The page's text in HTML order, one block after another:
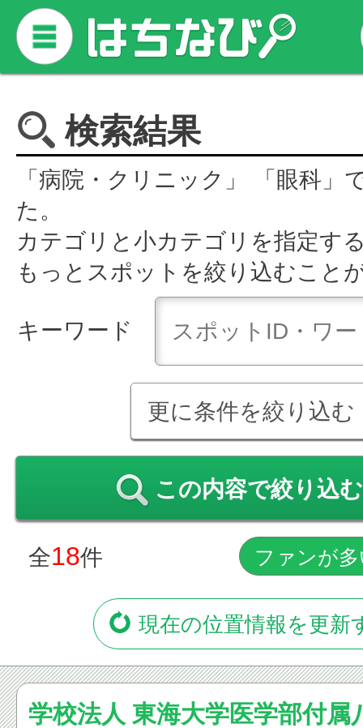
検索結果
「病院・クリニック」 「眼科」
た。
カテゴリと小カテゴリを指定す
もっとスポットを絞り込むこと
キーワード
更に条件を絞り込む
この内容で絞り込む
全18件
現在の位置情報を更新
学校法人 東海大学医学部付属